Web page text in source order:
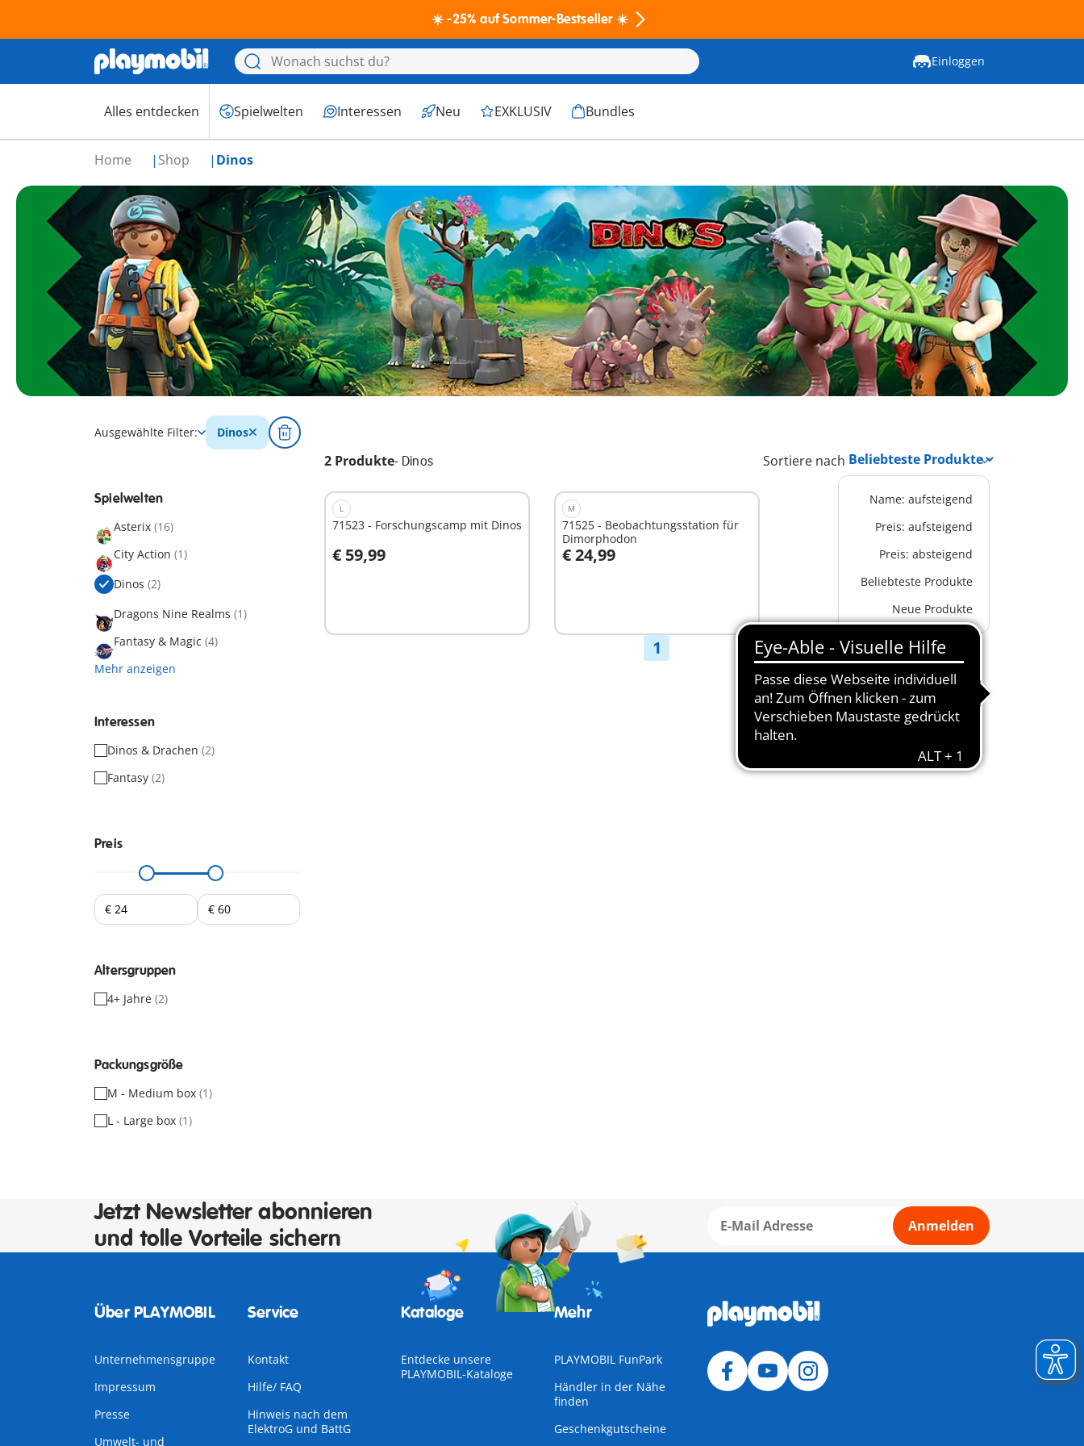
☀️ -25% auf Sommer-Bestseller ☀️
Einloggen
Alles entdecken Spielwelten Interessen Neu EXKLUSIV Bundles
Home Shop Dinos
Ausgewählte Filter: Dinos
2 Produkte- Dinos Sortiere nach
Name: aufsteigend
Preis: aufsteigend
Preis: absteigend
Beliebteste Produkte
Neue Produkte
Spielwelten
Asterix (16)
City Action (1)
Dinos (2)
Dragons Nine Realms (1)
Fantasy & Magic (4)
Mehr anzeigen
Interessen
Dinos & Drachen (2)
Fantasy (2)
Preis
Altersgruppen
4+ Jahre (2)
Packungsgröße
M - Medium box (1)
L - Large box (1)
L
71523 - Forschungscamp mit Dinos
€ 59,99
In den Warenkorb
M
71525 - Beobachtungsstation für
Dimorphodon
€ 24,99
In den Warenkorb
1
Jetzt Newsletter abonnieren
und tolle Vorteile sichern
Anmelden
Über PLAYMOBIL
Unternehmensgruppe
Impressum
Presse
Umwelt- und
Service
Kontakt
Hilfe/ FAQ
Hinweis nach dem
ElektroG und BattG
Kataloge
Entdecke unsere
PLAYMOBIL-Kataloge
Mehr
PLAYMOBIL FunPark
Händler in der Nähe
finden
Geschenkgutscheine